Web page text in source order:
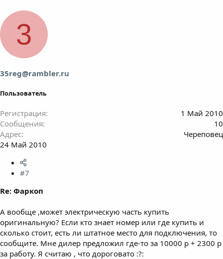
3
35reg@rambler.ru
Пользователь
Регистрация
1 Май 2010
Сообщения
10
Адрес
Череповец
24 Май 2010
#7
Re: Фаркоп
А вообще ,может электрическую часть купить
оригинальную? Если кто знает номер или где купить и
сколько стоит, есть ли штатное место для подключения, то
сообщите. Мне дилер предложил где-то за 10000 р + 2300 р
за работу. Я считаю , что дороговато :?: